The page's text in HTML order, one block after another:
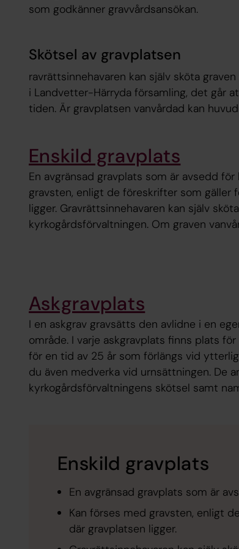
som godkänner gravvårdsansökan.
Skötsel av gravplatsen
ravrättsinnehavaren kan själv sköta
i Landvetter-Härryda församling, det går
tiden. Är gravplatsen vanvårdad kan
Enskild gravplats
En avgränsad gravplats som är avsedd
gravsten, enligt de föreskrifter som gäller
ligger. Gravrättsinnehavaren kan själv
kyrkogårdsförvaltningen. Om graven
Askgravplats
I en askgrav gravsätts den avlidne i en
område. I varje askgravplats finns plats
för en tid av 25 år som förlängs vid
du även medverka vid urnsättningen. De
kyrkogårdsförvaltningens skötsel samt
Enskild gravplats
En avgränsad gravplats som är
Kan förses med gravsten, enligt
där gravplatsen ligger.